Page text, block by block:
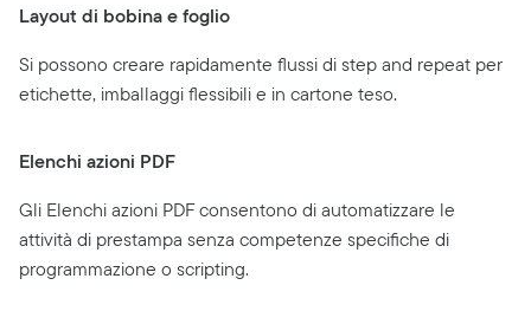
Layout di bobina e foglio
Si possono creare rapidamente flussi di step and repeat per
etichette, imballaggi flessibili e in cartone teso.
Elenchi azioni PDF
Gli Elenchi azioni PDF consentono di automatizzare le
attività di prestampa senza competenze specifiche di
programmazione o scripting.